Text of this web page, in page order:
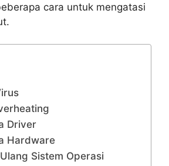
cara untuk mengatasi
Driver
Hardware
Sistem Operasi